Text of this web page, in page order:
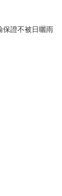
保證不被日曬雨